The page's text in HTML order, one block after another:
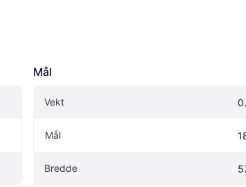
Mål
Vekt
Mål
Bredde